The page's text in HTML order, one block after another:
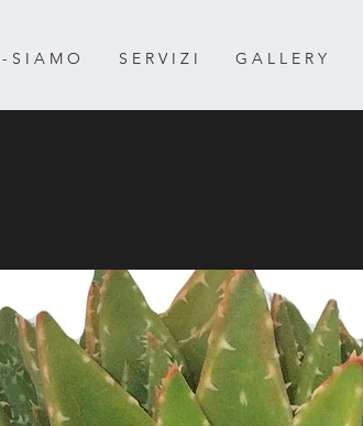
S I A M O S E R V I Z I G A L L E R Y